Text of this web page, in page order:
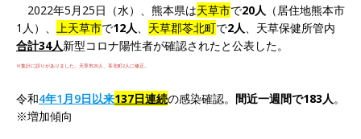
2022年5月25日（水）、熊本県は天草市で20人 （居住地熊本市
1人）、
上天草市で12人 天草郡苓北町で2人
、天草保健所管内
合計34人新型コロナ陽性者が確認されたと公表した。
※集計に誤りがありました。天草市20人、苓北町2人に修正。
令和4年1月9日以来137日連続の感染確認。 間近一週間で183人 。
※増加傾向